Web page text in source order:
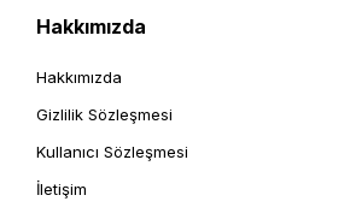
Hakkımızda
Hakkımızda
Gizlilik Sözleşmesi
Kullanıcı Sözleşmesi
İletişim